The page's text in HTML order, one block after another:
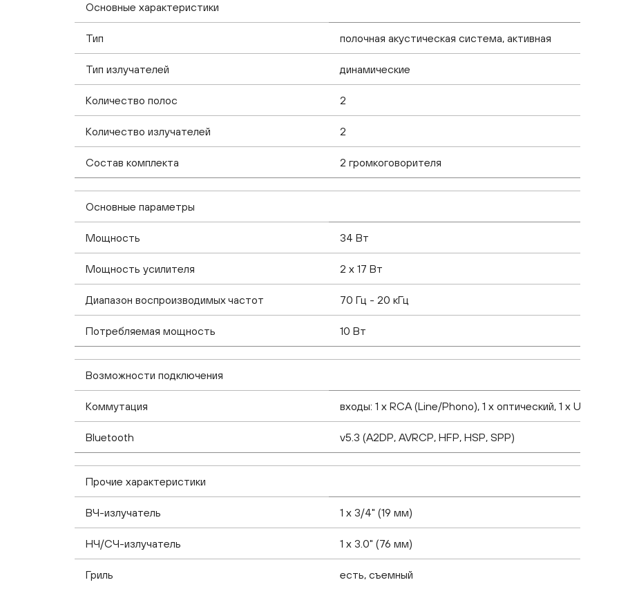
Основные характеристики
Тип полочная акустическая система, активная
Тип излучателей динамические
Количество полос 2
Количество излучателей 2
Состав комплекта 2 громкоговорителя
Основные параметры
Мощность 34 Вт
Мощность усилителя 2 x 17 Вт
Диапазон воспроизводимых частот 70 Гц - 20 кГц
Потребляемая мощность 10 Вт
Возможности подключения
Коммутация входы: 1 x RCA (Line/Phono), 1 x оптический, 1 x USB
Bluetooth v5.3 (A2DP, AVRCP, HFP, HSP, SPP)
Прочие характеристики
ВЧ-излучатель 1 х 3/4" (19 мм)
НЧ/СЧ-излучатель 1 х 3.0" (76 мм)
Гриль есть, съемный